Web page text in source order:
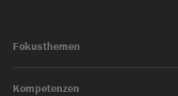
Fokusthemen
Kompetenzen